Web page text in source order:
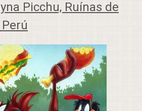
Picchu, Ruínas de